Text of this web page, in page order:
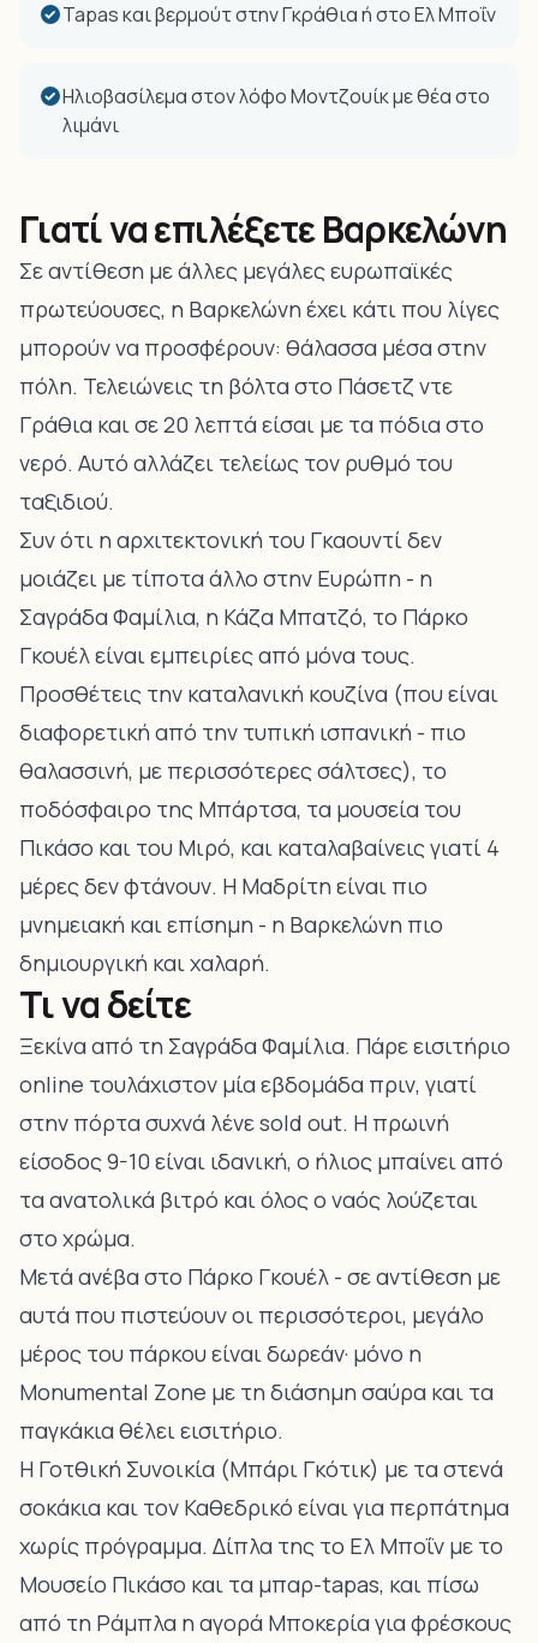
Tapas και βερμούτ στην Γκράθια ή στο Ελ Μποΐν
Ηλιοβασίλεμα στον λόφο Μοντζουίκ με θέα στο
λιμάνι
Γιατί να επιλέξετε Βαρκελώνη
Σε αντίθεση με άλλες μεγάλες ευρωπαϊκές
πρωτεύουσες, η Βαρκελώνη έχει κάτι που λίγες
μπορούν να προσφέρουν: θάλασσα μέσα στην
πόλη. Τελειώνεις τη βόλτα στο Πάσετζ ντε
Γράθια και σε 20 λεπτά είσαι με τα πόδια στο
νερό. Αυτό αλλάζει τελείως τον ρυθμό του
ταξιδιού.
Συν ότι η αρχιτεκτονική του Γκαουντί δεν
μοιάζει με τίποτα άλλο στην Ευρώπη - η
Σαγράδα Φαμίλια, η Κάζα Μπατζό, το Πάρκο
Γκουέλ είναι εμπειρίες από μόνα τους.
Προσθέτεις την καταλανική κουζίνα (που είναι
διαφορετική από την τυπική ισπανική - πιο
θαλασσινή, με περισσότερες σάλτσες), το
ποδόσφαιρο της Μπάρτσα, τα μουσεία του
Πικάσο και του Μιρό, και καταλαβαίνεις γιατί 4
μέρες δεν φτάνουν. Η Μαδρίτη είναι πιο
μνημειακή και επίσημη - η Βαρκελώνη πιο
δημιουργική και χαλαρή.
Τι να δείτε
Ξεκίνα από τη Σαγράδα Φαμίλια. Πάρε εισιτήριο
online τουλάχιστον μία εβδομάδα πριν, γιατί
στην πόρτα συχνά λένε sold out. Η πρωινή
είσοδος 9-10 είναι ιδανική, ο ήλιος μπαίνει από
τα ανατολικά βιτρό και όλος ο ναός λούζεται
στο χρώμα.
Μετά ανέβα στο Πάρκο Γκουέλ - σε αντίθεση με
αυτά που πιστεύουν οι περισσότεροι, μεγάλο
μέρος του πάρκου είναι δωρεάν· μόνο η
Monumental Zone με τη διάσημη σαύρα και τα
παγκάκια θέλει εισιτήριο.
Η Γοτθική Συνοικία (Μπάρι Γκότικ) με τα στενά
σοκάκια και τον Καθεδρικό είναι για περπάτημα
χωρίς πρόγραμμα. Δίπλα της το Ελ Μποΐν με το
Μουσείο Πικάσο και τα μπαρ-tapas, και πίσω
από τη Ράμπλα η αγορά Μποκερία για φρέσκους